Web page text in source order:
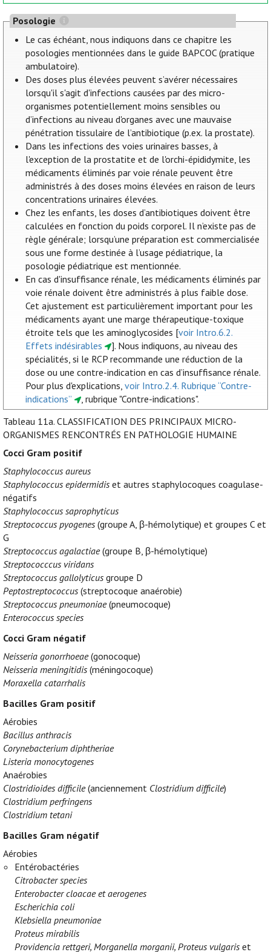
Posologie
Le cas échéant, nous indiquons dans ce chapitre les
posologies mentionnées dans le guide BAPCOC (pratique
ambulatoire).
Des doses plus élevées peuvent s’avérer nécessaires
lorsqu'il s'agit d'infections causées par des micro-
organismes potentiellement moins sensibles ou
d’infections au niveau d'organes avec une mauvaise
pénétration tissulaire de l’antibiotique (p.ex. la prostate).
Dans les infections des voies urinaires basses, à
l'exception de la prostatite et de l'orchi-épididymite, les
médicaments éliminés par voie rénale peuvent être
administrés à des doses moins élevées en raison de leurs
concentrations urinaires élevées.
Chez les enfants, les doses d’antibiotiques doivent être
calculées en fonction du poids corporel. Il n’existe pas de
règle générale; lorsqu’une préparation est commercialisée
sous une forme destinée à l’usage pédiatrique, la
posologie pédiatrique est mentionnée.
En cas d'insuffisance rénale, les médicaments éliminés par
voie rénale doivent être administrés à plus faible dose.
Cet ajustement est particulièrement important pour les
médicaments ayant une marge thérapeutique-toxique
étroite tels que les aminoglycosides [voir Intro.6.2.
Effets indésirables
]. Nous indiquons, au niveau des
spécialités, si le RCP recommande une réduction de la
dose ou une contre-indication en cas d’insuffisance rénale.
Pour plus d'explications,voir Intro.2.4. Rubrique “Contre-
indications”
, rubrique "Contre-indications".
Tableau 11a. CLASSIFICATION DES PRINCIPAUX MICRO-
ORGANISMES RENCONTRÉS EN PATHOLOGIE HUMAINE
Cocci Gram positif
Staphylococcus aureus
Staphylococcus epidermidis et autres staphylocoques coagulase-
négatifs
Staphylococcus saprophyticus
Streptococcus pyogenes (groupe A, β-hémolytique) et groupes C et
G
Streptococcus agalactiae(groupe B, β-hémolytique)
Streptococccus viridans
Streptococcus gallolyticus groupe D
Peptostreptococcus (streptocoque anaérobie)
Streptococcus pneumoniae(pneumocoque)
Enterococcus species
Cocci Gram négatif
Neisseria gonorrhoeae(gonocoque)
Neisseria meningitidis (méningocoque)
Moraxella catarrhalis
Bacilles Gram positif
Aérobies
Bacillus anthracis
Corynebacterium diphtheriae
Listeria monocytogenes
Anaérobies
Clostridioides difficile(anciennement Clostridium difficile)
Clostridium perfringens
Clostridium tetani
Bacilles Gram négatif
Aérobies
Entérobactéries
Citrobacter species
Enterobacter cloacae et aerogenes
Escherichia coli
Klebsiella pneumoniae
Proteus mirabilis
Providencia rettgeri, Morganella morganii, Proteus vulgaris et